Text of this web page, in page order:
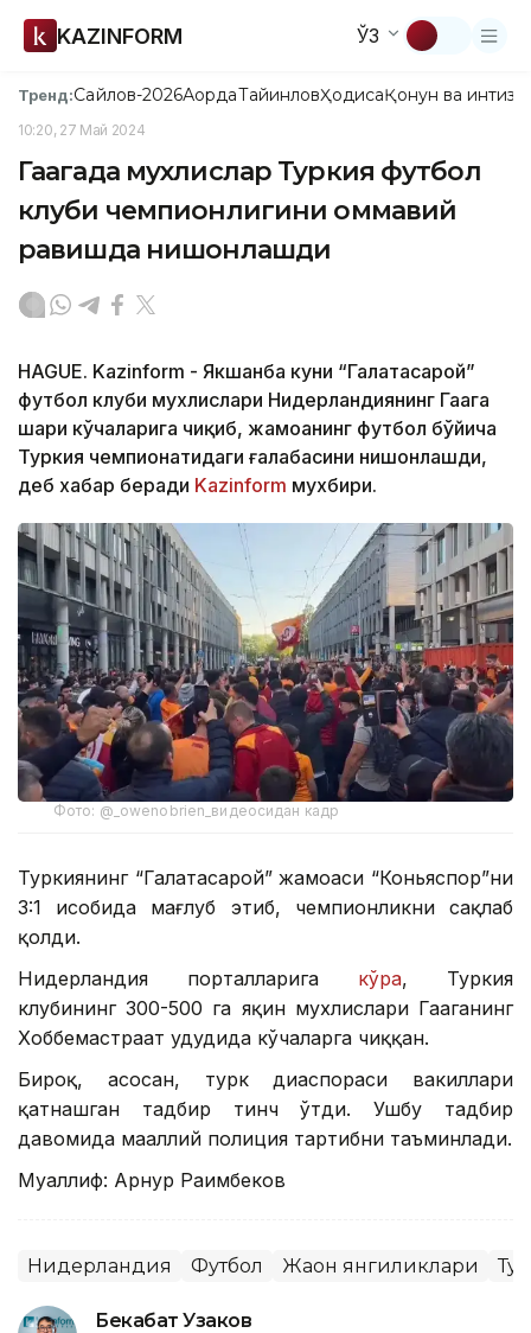
KAZINFORM ЎЗ
Тренд:Сайлов-2026АқордаТайинловҲодисаҚонун ва
10:20, 27 Май 2024
Гаагада мухлислар Туркия футбол
клуби чемпионлигини оммавий
равишда нишонлашди
HAGUE. Kazinform - Якшанба куни “Галатасарой”
футбол клуби мухлислари Нидерландиянинг Гаага
шаҳри кўчаларига чиқиб, жамоанинг футбол бўйича
Туркия чемпионатидаги ғалабасини нишонлашди,
деб хабар беради Kazinform мухбири.
Фото: @_owenobrien_видеосидан кадр
Туркиянинг “Галатасарой” жамоаси “Коньяспор”ни
3:1 ҳисобида мағлуб этиб, чемпионликни сақлаб
қолди.
Нидерландия порталларига кўра, Туркия
клубининг 300-500 га яқин мухлислари Гааганинг
Хоббемастраат ҳудудида кўчаларга чиққан.
Бироқ, асосан, турк диаспораси вакиллари
қатнашган тадбир тинч ўтди. Ушбу тадбир
давомида маҳаллий полиция тартибни таъминлади.
Муаллиф: Арнур Раҳимбеков
Нидерландия Футбол Жаҳон янгиликлари
Бекабат Узаков